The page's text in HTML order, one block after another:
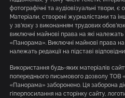
фотографічні та аудіовізуальні твори, є
Матеріали, створені журналістами та
у зв’язку з виконанням трудових
виключні майнові права на які
«Панорама». Виключні майнові права на
належать редакції на підставі
Використання будь-яких матеріалів
попереднього письмового дозволу ТОВ
«Панорама» заборонено. Ця заборона
гіперпосилання на сторінку сайту,